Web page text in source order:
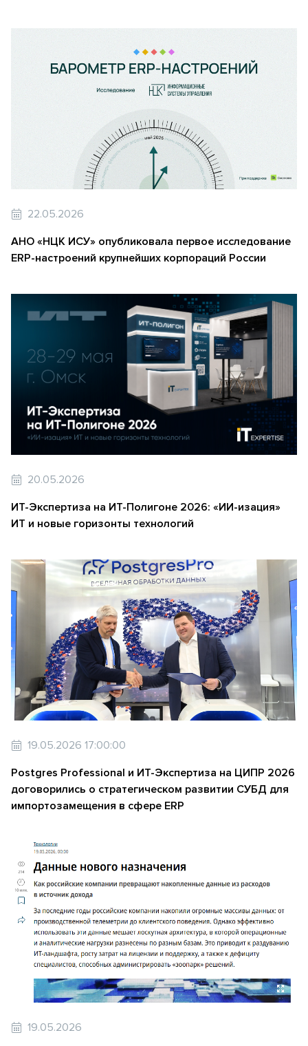
22.05.2026
АНО «НЦК ИСУ» опубликовала первое исследование
ERP-настроений крупнейших корпораций России
20.05.2026
ИТ-Экспертиза на ИТ-Полигоне 2026: «ИИ-изация»
ИТ и новые горизонты технологий
19.05.2026 17:00:00
Postgres Professional и ИТ-Экспертиза на ЦИПР 2026
договорились о стратегическом развитии СУБД для
импортозамещения в сфере ERP
19.05.2026